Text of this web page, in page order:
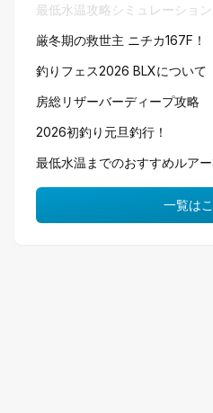
最低水温攻略シミュレーション
厳冬期の救世主 ニチカ167F！
釣りフェス2026 BLXについて
房総リザーバーディープ攻略
2026初釣り元旦釣行！
最低水温までのおすすめルア
一覧は